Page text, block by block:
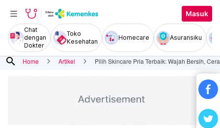
Masuk
Chat
dengan
Dokter
Toko
Kesehatan
Homecare Asuransiku
search Home Artikel Pilih Skincare Pria Terbaik: Wajah Bersih,